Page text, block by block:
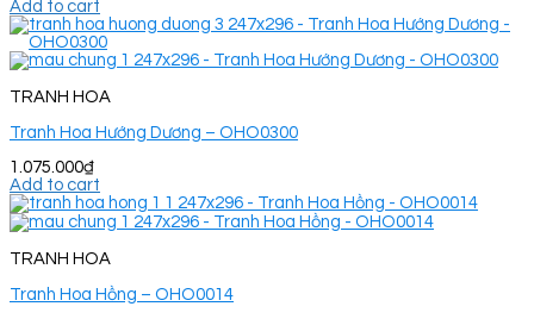
Add to cart
TRANH HOA
Tranh Hoa Hướng Dương – OHO0300
1.075.000₫
Add to cart
TRANH HOA
Tranh Hoa Hồng – OHO0014